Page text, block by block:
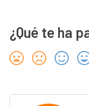
¿Qué te ha